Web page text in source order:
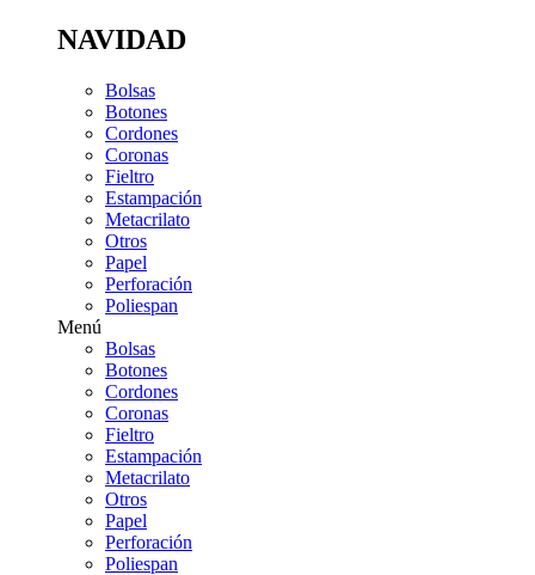
NAVIDAD
Bolsas
Botones
Cordones
Coronas
Fieltro
Estampación
Metacrilato
Otros
Papel
Perforación
Poliespan
Menú
Bolsas
Botones
Cordones
Coronas
Fieltro
Estampación
Metacrilato
Otros
Papel
Perforación
Poliespan